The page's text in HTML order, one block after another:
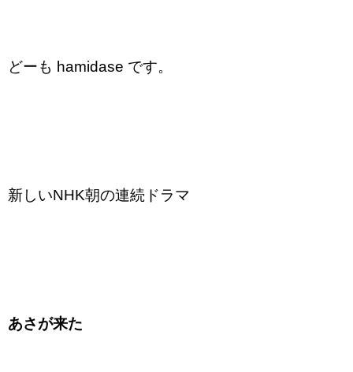
どーも hamidase です。
新しいNHK朝の連続ドラマ
あさが来た